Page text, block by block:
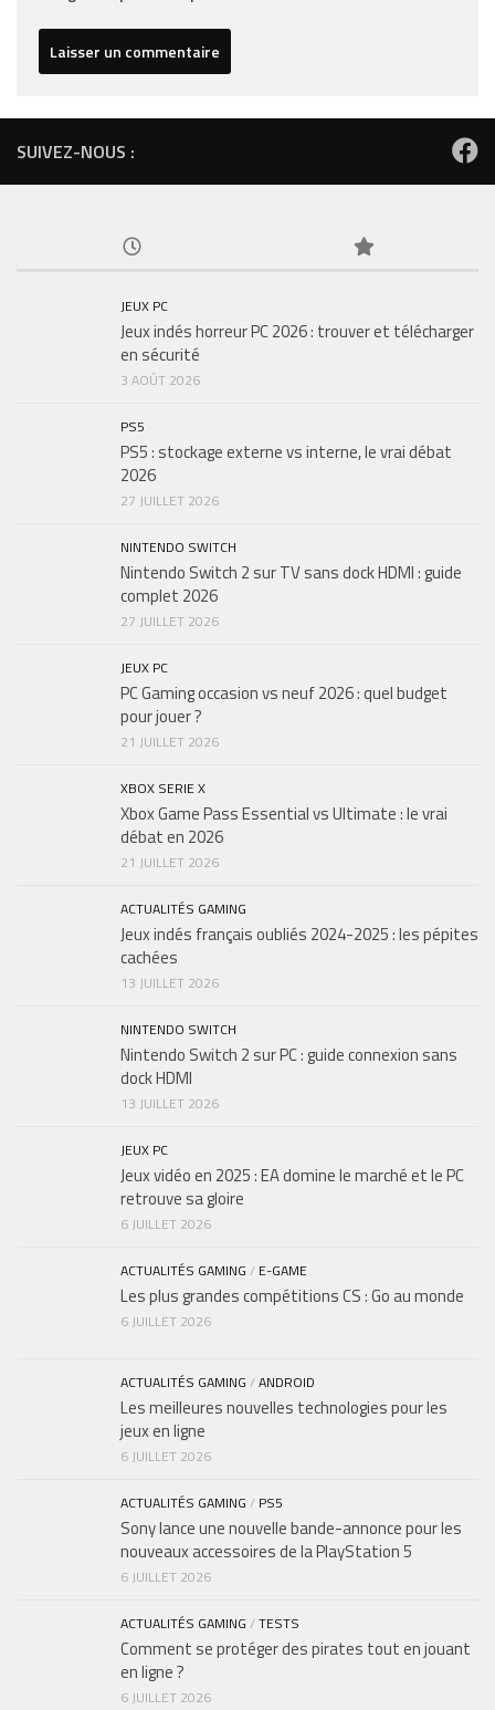
SUIVEZ-NOUS :
JEUX PC
Jeux indés horreur PC 2026 : trouver et télécharger
en sécurité
3 AOÛT 2026
PS5
PS5 : stockage externe vs interne, le vrai débat
2026
27 JUILLET 2026
NINTENDO SWITCH
Nintendo Switch 2 sur TV sans dock HDMI : guide
complet 2026
27 JUILLET 2026
JEUX PC
PC Gaming occasion vs neuf 2026 : quel budget
pour jouer ?
21 JUILLET 2026
XBOX SERIE X
Xbox Game Pass Essential vs Ultimate : le vrai
débat en 2026
21 JUILLET 2026
ACTUALITÉS GAMING
Jeux indés français oubliés 2024-2025 : les pépites
cachées
13 JUILLET 2026
NINTENDO SWITCH
Nintendo Switch 2 sur PC : guide connexion sans
dock HDMI
13 JUILLET 2026
JEUX PC
Jeux vidéo en 2025 : EA domine le marché et le PC
retrouve sa gloire
6 JUILLET 2026
ACTUALITÉS GAMING / E-GAME
Les plus grandes compétitions CS : Go au monde
6 JUILLET 2026
ACTUALITÉS GAMING /ANDROID
Les meilleures nouvelles technologies pour les
jeux en ligne
6 JUILLET 2026
ACTUALITÉS GAMING / PS5
Sony lance une nouvelle bande-annonce pour les
nouveaux accessoires de la PlayStation 5
6 JUILLET 2026
ACTUALITÉS GAMING /TESTS
Comment se protéger des pirates tout en jouant
en ligne ?
6 JUILLET 2026